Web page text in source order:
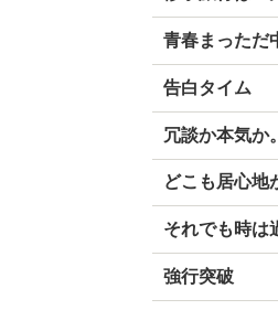
青春まっただ
告白タイム
冗談か本気か
どこも居心地
それでも時は
強行突破